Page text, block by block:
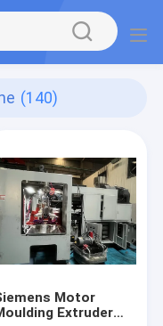
(140)
Motor
Extruder